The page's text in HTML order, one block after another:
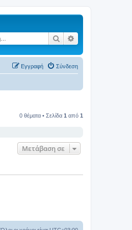
Αναζήτηση
Σύνδεση
Εγγραφή
0 θέματα • Σελίδα 1 από 1
Μετάβαση σε